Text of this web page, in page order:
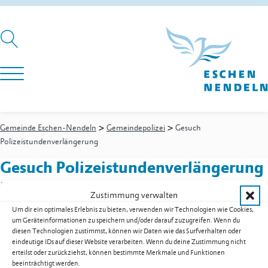
Zustimmung verwalten
Um dir ein optimales Erlebnis zu bieten, verwenden wir Technologien wie Cookies,
um Geräteinformationen zu speichern und/oder darauf zuzugreifen. Wenn du
diesen Technologien zustimmst, können wir Daten wie das Surfverhalten oder
eindeutige IDs auf dieser Website verarbeiten. Wenn du deine Zustimmung nicht
erteilst oder zurückziehst, können bestimmte Merkmale und Funktionen
beeinträchtigt werden.
Gemeinde Eschen-Nendeln > Gemeindepolizei > Gesuch
Polizeistundenverlängerung
Gesuch Polizeistundenverlängerung
in Eschen
Gemeindepolizei-Gemeindepolizist
Biedermann Jürgen
Festnetz+423 377 49 99